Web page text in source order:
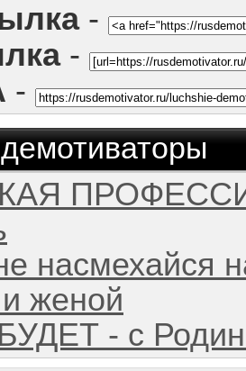
-
-
-
насмехайся
женой
- с